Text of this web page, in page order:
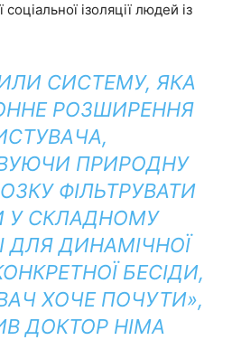
ізоляції людей із
СИСТЕМУ, ЯКА
РОЗШИРЕННЯ
ПРИРОДНУ
ФІЛЬТРУВАТИ
У СКЛАДНОМУ
ДЛЯ ДИНАМІЧНОЇ
БЕСІДИ,
ХОЧЕ ПОЧУТИ»,
ДОКТОР НІМА